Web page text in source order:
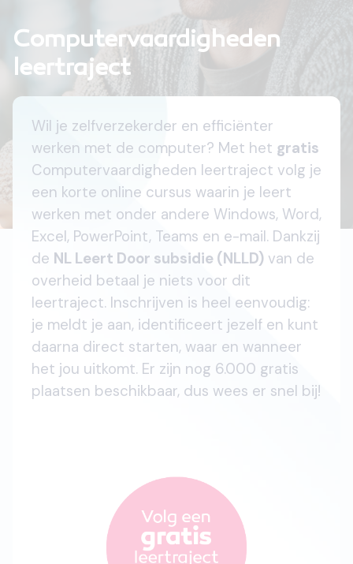
Computervaardigheden
leertraject
Wil je zelfverzekerder en efficiënter
werken met de computer? Met het gratis
Computervaardigheden leertraject volg je
een korte online cursus waarin je leert
werken met onder andere Windows, Word,
Excel, PowerPoint, Teams en e-mail. Dankzij
de NL Leert Door subsidie (NLLD) van de
overheid betaal je niets voor dit
leertraject. Inschrijven is heel eenvoudig:
je meldt je aan, identificeert jezelf en kunt
daarna direct starten, waar en wanneer
het jou uitkomt. Er zijn nog 6.000 gratis
plaatsen beschikbaar, dus wees er snel bij!